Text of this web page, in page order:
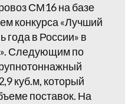
СМ16 на базе
конкурса «Лучший
года в России» в
Следующим по
куб.м, который
поставок. На